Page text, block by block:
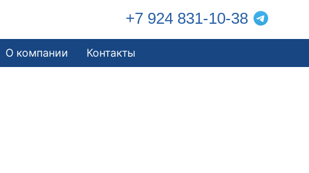
+7 924 831-10-38
О компании Контакты